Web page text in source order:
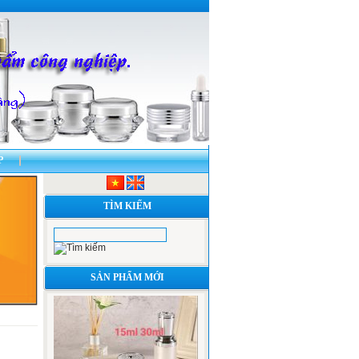
, TUÝP NHỰA VÀ THỦY TINH
TÌM KIẾM
SẢN PHẨM MỚI